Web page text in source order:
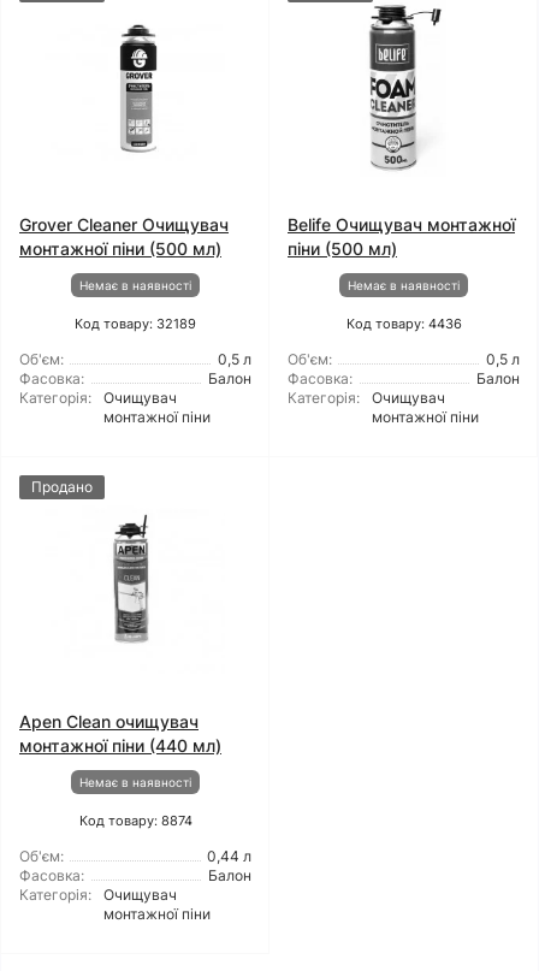
Grover Cleaner Очищувач
монтажної піни (500 мл)
Немає в наявності
Код товару: 32189
Об'єм:
0,5 л
Фасовка:
Балон
Категорія:
Очищувач
монтажної піни
Belife Очищувач монтажної
піни (500 мл)
Немає в наявності
Код товару: 4436
Об'єм:
0,5 л
Фасовка:
Балон
Категорія:
Очищувач
монтажної піни
Продано
Apen Clean очищувач
монтажної піни (440 мл)
Немає в наявності
Код товару: 8874
Об'єм:
0,44 л
Фасовка:
Балон
Категорія:
Очищувач
монтажної піни